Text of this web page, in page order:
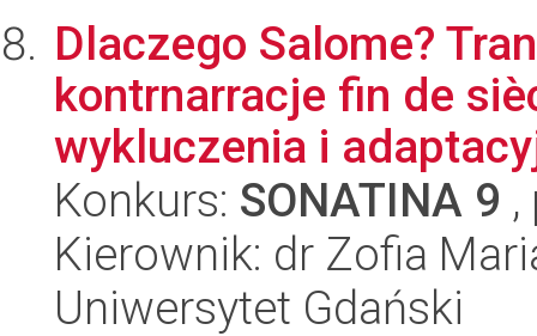
Dlaczego Salome?
kontrnarracje fin de
wykluczenia i
Konkurs: SONATINA 9
Kierownik: dr Zofia
Uniwersytet Gdański